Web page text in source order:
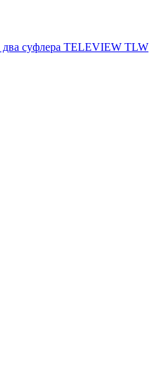
два суфлера TELEVIEW TLW